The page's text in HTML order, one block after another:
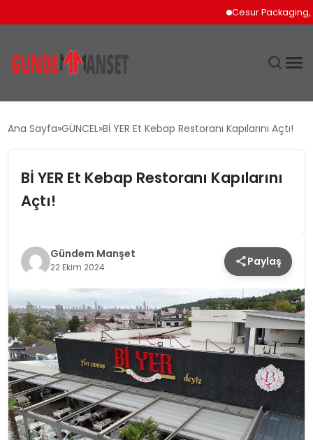
Cesur Packaging,
EKONOMI
TEKNOLOJI
YAŞAM
Ana Sayfa GÜNCEL Bİ YER Et Kebap Restoranı Kapılarını Açtı!
Bİ YER Et Kebap Restoranı Kapılarını
Açtı!
Gündem Manşet
22 Ekim 2024 Paylaş